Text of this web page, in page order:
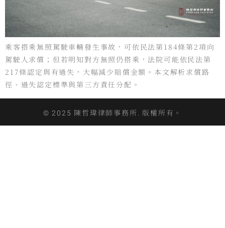
乘客搭乘無照駕駛車輛發生事故，可依民法第184條第2項向
駕駛人求償；但若明知對方無照仍搭乘，法院可能依民法第
217條認定與有過失，大幅減少賠償金額。本文解析求償路
徑、過失認定標準與第三方責任分配。
© 2025 陳哲瑋律師事務所. 版權所有。